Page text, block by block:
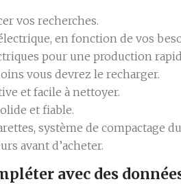
vos recherches.
en fonction de vos
pour une production
vous devrez le recharger.
et facile à nettoyer.
et fiable.
système de compactage du
avant d’acheter.
avec des